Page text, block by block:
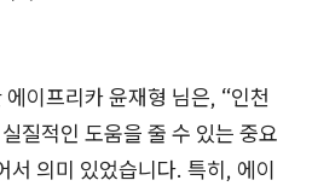
이프리카 윤재형 님은, “인천
질적인 도움을 줄 수 있는 중요
서 의미 있었습니다. 특히, 에이